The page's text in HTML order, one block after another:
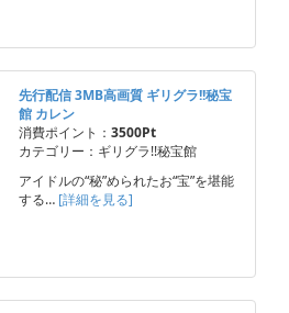
先行配信 3MB高画質 ギリグラ!!秘宝
館 カレン
消費ポイント： 3500Pt
カテゴリー：ギリグラ!!秘宝館
アイドルの“秘”められたお“宝”を堪能
する… [詳細を見る]